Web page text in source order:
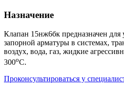
Назначение
Клапан 15нж6бк предназначен для
запорной арматуры в системах,
воздух, вода, газ, жидкие
300оС.
Проконсультироваться у